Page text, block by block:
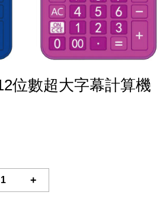
位數超大字幕計算機
+